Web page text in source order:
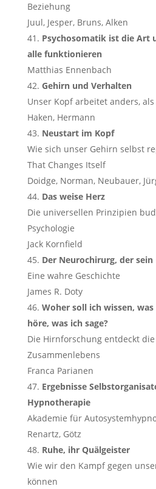
Beziehung
Juul, Jesper, Bruns, Alken
Psychosomatik ist die Art
alle funktionieren
Matthias Ennenbach
Gehirn und Verhalten
Unser Kopf arbeitet anders,
Haken, Hermann
Neustart im Kopf
Wie sich unser Gehirn selbst
That Changes Itself
Doidge, Norman, Neubauer,
Das weise Herz
Die universellen Prinzipien
Psychologie
Jack Kornfield
Der Neurochirurg, der
Eine wahre Geschichte
James R. Doty
Woher soll ich wissen,
höre, was ich sage?
Die Hirnforschung entdeckt
Zusammenlebens
Franca Parianen
Ergebnisse
Hypnotherapie
Akademie für
Renartz, Götz
Ruhe, ihr Quälgeister
Wie wir den Kampf gegen
können